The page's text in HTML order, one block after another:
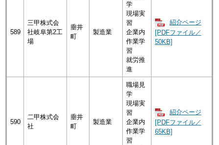
589
三甲株式会
社岐阜第2工
場
垂井
町
製造業
学
現場実
習
企業内
作業学
習
就労推
進
紹介ページ
[PDFファイル／
50KB]
590
二甲株式会
社
垂井
町
製造業
職場見
学
現場実
習
企業内
作業学
習
紹介ページ
[PDFファイル／
65KB]